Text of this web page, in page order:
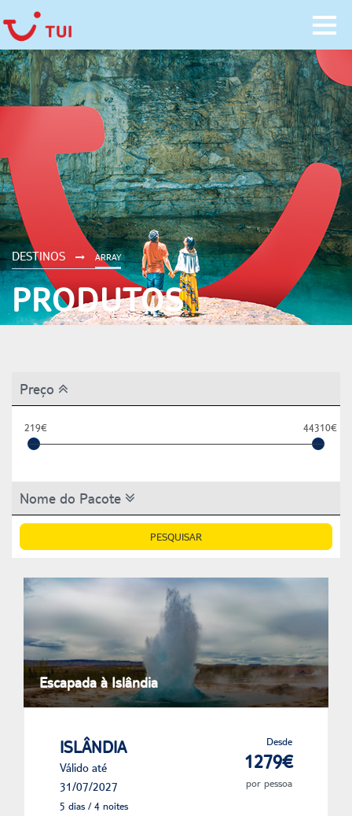
DESTINOS ARRAY
PRODUTOS
Preço
219€ 44310€
Nome do Pacote
PESQUISAR
Escapada à Islândia
ISLÂNDIA
Válido até
31/07/2027
5 dias / 4 noites
Desde
1279€
por pessoa